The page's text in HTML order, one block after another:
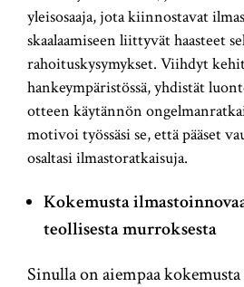
yleisosaaja, jota kiinnostavat
skaalaamiseen liittyvät haasteet
rahoituskysymykset. Viihdyt
hankeympäristössä, yhdistät
otteen käytännön
motivoi työssäsi se, että pääset
osaltasi ilmastoratkaisuja.
Kokemusta
teollisesta murroksesta
Sinulla on aiempaa